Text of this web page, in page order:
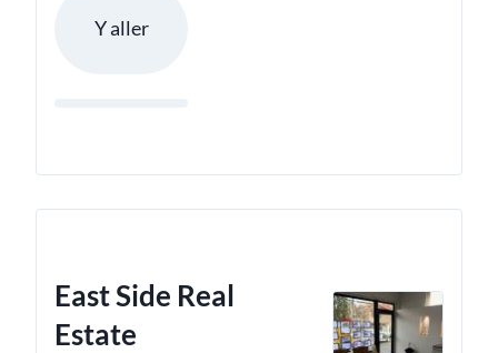
Y aller
East Side Real
Estate